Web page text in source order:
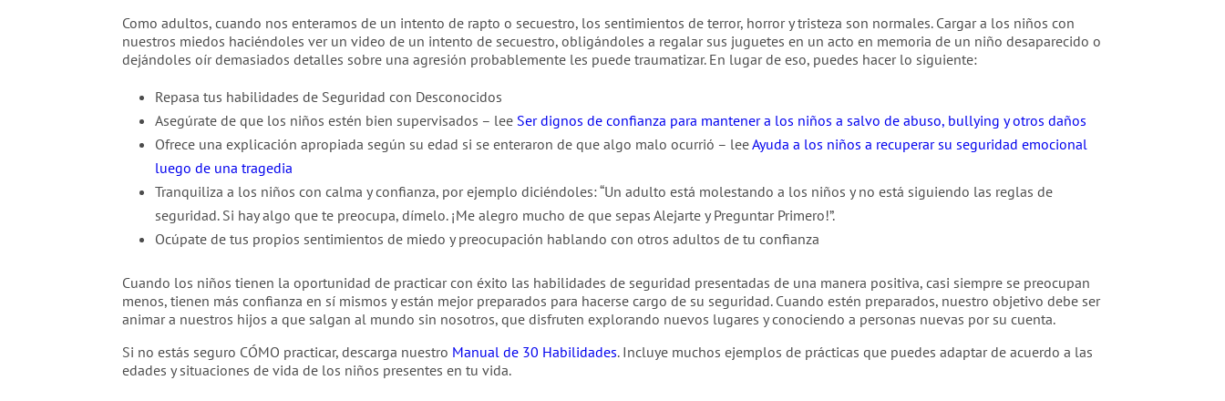
Como adultos, cuando nos enteramos de un intento de rapto o secuestro, los sentimientos de terror, horror y tristeza son normales. Cargar a los niños con
nuestros miedos haciéndoles ver un video de un intento de secuestro, obligándoles a regalar sus juguetes en un acto en memoria de un niño desaparecido o
dejándoles oír demasiados detalles sobre una agresión probablemente les puede traumatizar. En lugar de eso, puedes hacer lo siguiente:
Repasa tus habilidades de Seguridad con Desconocidos
Asegúrate de que los niños estén bien supervisados – lee Ser dignos de confianza para mantener a los niños a salvo de abuso, bullying y otros daños
Ofrece una explicación apropiada según su edad si se enteraron de que algo malo ocurrió – leeAyuda a los niños a recuperar su seguridad emocional
luego de una tragedia
Tranquiliza a los niños con calma y confianza, por ejemplo diciéndoles: “Un adulto está molestando a los niños y no está siguiendo las reglas de
seguridad. Si hay algo que te preocupa, dímelo. ¡Me alegro mucho de que sepas Alejarte y Preguntar Primero!”.
Ocúpate de tus propios sentimientos de miedo y preocupación hablando con otros adultos de tu confianza
Cuando los niños tienen la oportunidad de practicar con éxito las habilidades de seguridad presentadas de una manera positiva, casi siempre se preocupan
menos, tienen más confianza en sí mismos y están mejor preparados para hacerse cargo de su seguridad. Cuando estén preparados, nuestro objetivo debe ser
animar a nuestros hijos a que salgan al mundo sin nosotros, que disfruten explorando nuevos lugares y conociendo a personas nuevas por su cuenta.
Si no estás seguro CÓMO practicar, descarga nuestro Manual de 30 Habilidades. Incluye muchos ejemplos de prácticas que puedes adaptar de acuerdo a las
edades y situaciones de vida de los niños presentes en tu vida.